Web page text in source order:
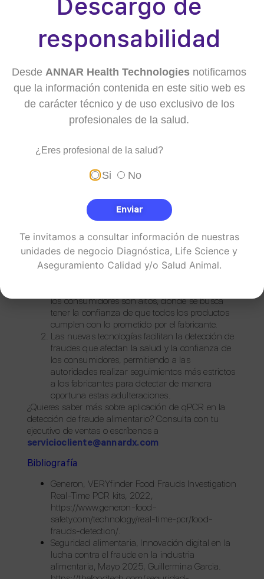
Normas en que nos apoyamos
Recientemente se definieron normas ISO relevantes
para la detección e identificación de ADN animal en
ISO 20813:2019 – Análisis de biomarcadores
moleculares
Métodos de análisis para la detección e
basados en ácidos nucleicos)
ISO/TS 20224:2020 – Análisis de
Detección de materiales de origen animal en
alimentos y piensos mediante PCR en tiempo
real
Conclusión
La autenticidad alimentaria es crucial para
los consumidores son altos, donde se busca
tener la confianza de que todos los productos
cumplen con lo prometido por el fabricante.
Las nuevas tecnologías facilitan la detección de
fraudes que afectan la salud y la confianza de
los consumidores, permitiendo a las
autoridades realizar seguimientos más estrictos
a los fabricantes para detectar de manera
oportuna estas adulteraciones.
¿Quieres saber más sobre aplicación de qPCR en la
detección de fraude alimentario? Consulta con tu
ejecutivo de ventas o escríbenos a
serviciocliente@annardx.com
Bibliografía
Generon, VERYfinder Food Frauds Investigation
Real-Time PCR kits, 2022,
https://www.generon-food-
safety.com/technology/real-time-pcr/food-
frauds-detection/.
Seguridad alimentaria, Innovación digital en la
lucha contra el fraude en la industria
alimentaria, Mayo 2025, Guillermina Garcia.
Descargo de
responsabilidad
Desde ANNAR Health Technologies notificamos
que la información contenida en este sitio web es
de carácter técnico y de uso exclusivo de los
profesionales de la salud.
¿Eres profesional de la salud?
Si No
Enviar
Te invitamos a consultar información de nuestras
unidades de negocio Diagnóstica, Life Science y
Aseguramiento Calidad y/o Salud Animal.